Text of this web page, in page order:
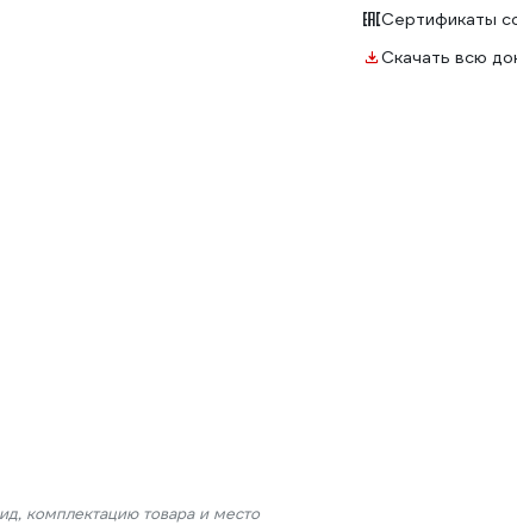
комплектацию товара и место
Сертификаты
Скачать всю